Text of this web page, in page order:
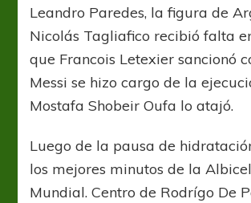
Leandro Paredes, la figura de
Nicolás Tagliafico recibió falta
que Francois Letexier sancionó
Messi se hizo cargo de la
Mostafa Shobeir Oufa lo atajó.
Luego de la pausa de
los mejores minutos de la
Mundial. Centro de Rodrígo De